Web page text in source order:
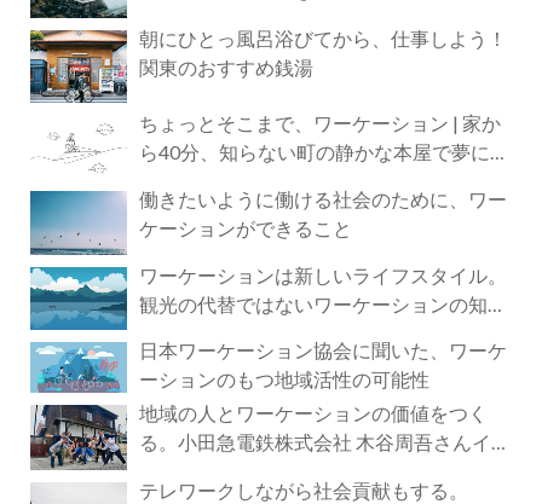
朝にひとっ風呂浴びてから、仕事しよう！
関東のおすすめ銭湯
ちょっとそこまで、ワーケーション | 家か
ら40分、知らない町の静かな本屋で夢に近
働きたいように働ける社会のために、ワー
ケーションができること
ワーケーションは新しいライフスタイル。
観光の代替ではないワーケーションの知ら
日本ワーケーション協会に聞いた、ワーケ
ーションのもつ地域活性の可能性
地域の人とワーケーションの価値をつく
る。小田急電鉄株式会社 木谷周吾さんイン
テレワークしながら社会貢献もする。